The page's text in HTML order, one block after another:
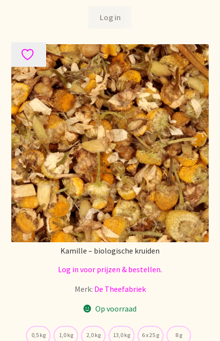
We zijn verhuisd!
Webwinkel
Welcome to our Tea Wholesale business!
Willkommen in unserem Teegroßhandel!
Winkelwagen
Log in
Kamille – biologische kruiden
Log in voor prijzen & bestellen.
Merk: De Theefabriek
Op voorraad
0,5 kg 1,0 kg 2,0 kg 13,0 kg 6 x 25 g 8 g